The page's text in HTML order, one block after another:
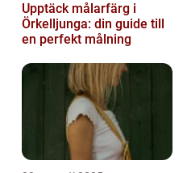
Upptäck målarfärg i
Örkelljunga: din guide till
en perfekt målning